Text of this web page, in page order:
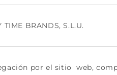
TIME BRANDS,
por el sitio web,